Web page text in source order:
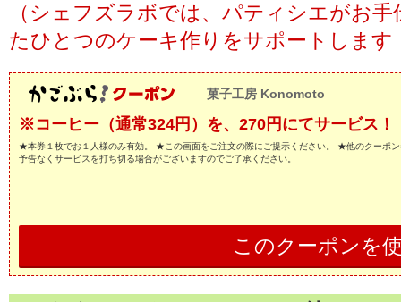
（シェフズラボでは、パティシエがお
たひとつのケーキ作りをサポートします
菓子工房 Konomoto
※コーヒー（通常324円）を、270円にてサービス！
★本券１枚でお１人様のみ有効。 ★この画面をご注文の際にご提示ください。 ★他のクーポ
予告なくサービスを打ち切る場合がございますのでご了承ください。
このクーポンを